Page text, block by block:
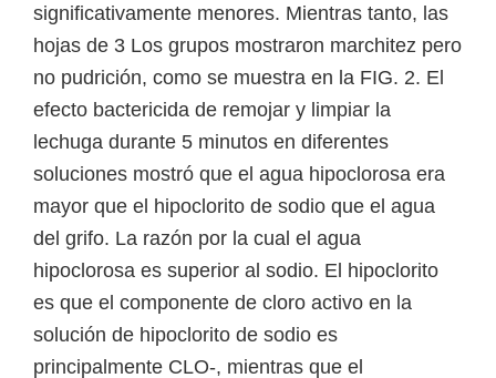
significativamente menores. Mientras tanto, las
hojas de 3 Los grupos mostraron marchitez pero
no pudrición, como se muestra en la FIG. 2. El
efecto bactericida de remojar y limpiar la
lechuga durante 5 minutos en diferentes
soluciones mostró que el agua hipoclorosa era
mayor que el hipoclorito de sodio que el agua
del grifo. La razón por la cual el agua
hipoclorosa es superior al sodio. El hipoclorito
es que el componente de cloro activo en la
solución de hipoclorito de sodio es
principalmente CLO-, mientras que el